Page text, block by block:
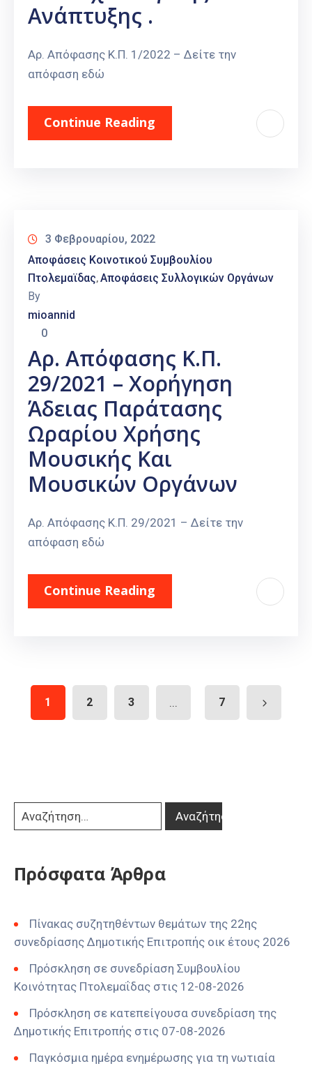
Ανάπτυξης .
Αρ. Απόφασης Κ.Π. 1/2022 – Δείτε την
απόφαση εδώ
Continue Reading
3 Φεβρουαρίου, 2022
Αποφάσεις Κοινοτικού Συμβουλίου
Πτολεμαϊδας‚Αποφάσεις Συλλογικών Οργάνων
By
mioannid
0
Αρ. Απόφασης Κ.Π.
29/2021 – Χορήγηση
Άδειας Παράτασης
Ωραρίου Χρήσης
Μουσικής Και
Μουσικών Οργάνων
Αρ. Απόφασης Κ.Π. 29/2021 – Δείτε την
απόφαση εδώ
Continue Reading
1 2 3 ... 7
Πρόσφατα Άρθρα
Πίνακας συζητηθέντων θεμάτων της 22ης
συνεδρίασης Δημοτικής Επιτροπής οικ έτους 2026
Πρόσκληση σε συνεδρίαση Συμβουλίου
Κοινότητας Πτολεμαΐδας στις 12-08-2026
Πρόσκληση σε κατεπείγουσα συνεδρίαση της
Δημοτικής Επιτροπής στις 07-08-2026
Παγκόσμια ημέρα ενημέρωσης για τη νωτιαία